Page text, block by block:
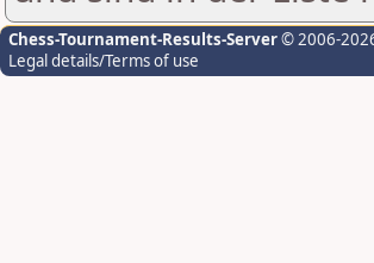
Chess-Tournament-Results-Server© 2006-
Legal details/Terms of use